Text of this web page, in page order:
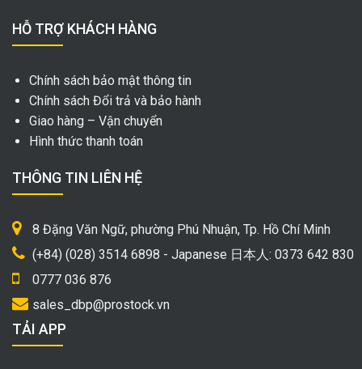
HỖ TRỢ KHÁCH HÀNG
Chính sách bảo mật thông tin
Chính sách Đổi trả và bảo hành
Giao hàng – Vận chuyển
Hình thức thanh toán
THÔNG TIN LIÊN HỆ
8 Đặng Văn Ngữ, phường Phú Nhuận, Tp. Hồ Chí Minh
(+84) (028) 3514 6898 - Japanese 日本人: 0373 642 830
0777 036 876
sales_dbp@prostock.vn
TẢI APP